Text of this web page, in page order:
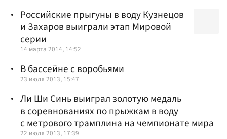
Российские прыгуны в воду Кузнецов
и Захаров выиграли этап Мировой
серии
14 марта 2014, 14:52
В бассейне с воробьями
23 июля 2013, 15:47
Ли Ши Синь выиграл золотую медаль
в соревнованиях по прыжкам в воду
с метрового трамплина на чемпионате мира
22 июля 2013, 17:39